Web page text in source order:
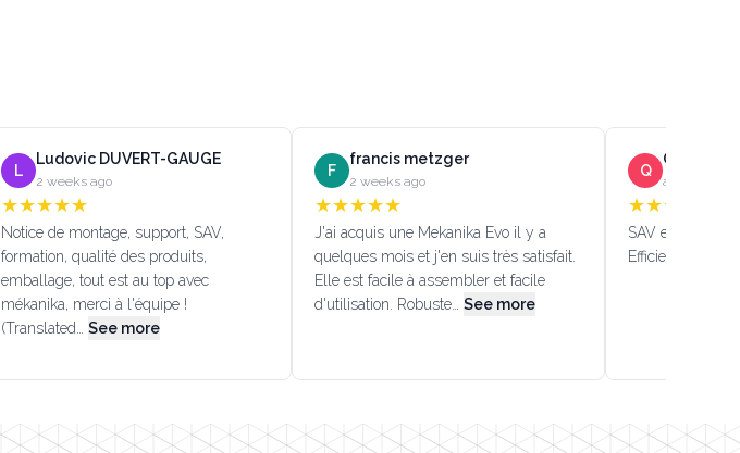
L
Ludovic DUVERT-GAUGE
2 weeks ago
★★★★★
Notice de montage, support, SAV,
formation, qualité des produits,
emballage, tout est au top avec
mékanika, merci à l'équipe !
(Translated…
See more
F
francis metzger
2 weeks ago
★★★★★
J'ai acquis une Mekanika Evo il y a
quelques mois et j'en suis très satisfait.
Elle est facile à assembler et facile
d'utilisation. Robuste…
See more
Q
Quentin
a month ago
★★★
SAV efficace!!!
Efficient